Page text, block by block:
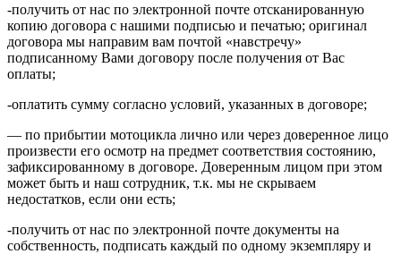
-получить от нас по электронной почте отсканированную
копию договора с нашими подписью и печатью; оригинал
договора мы направим вам почтой «навстречу»
подписанному Вами договору после получения от Вас
оплаты;
-оплатить сумму согласно условий, указанных в договоре;
— по прибытии мотоцикла лично или через доверенное лицо
произвести его осмотр на предмет соответствия состоянию,
зафиксированному в договоре. Доверенным лицом при этом
может быть и наш сотрудник, т.к. мы не скрываем
недостатков, если они есть;
-получить от нас по электронной почте документы на
собственность, подписать каждый по одному экземпляру и